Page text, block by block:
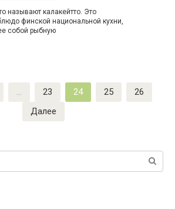
называют калакейтто. Это
финской национальной кухни,
собой рыбную
… 23 24 25
26
Далее